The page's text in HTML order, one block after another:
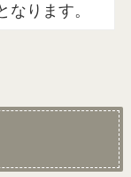
ります。